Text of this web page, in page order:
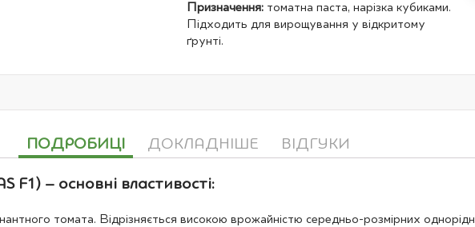
Призначення:томатна паста, нарізка кубиками.
Підходить для вирощування у відкритому
ґрунті.
ПОДРОБИЦІ
– основні властивості:
томата. Відрізняється високою врожайністю середньо-розмірних
ДОКЛАДНІШЕ ВІДГУКИ